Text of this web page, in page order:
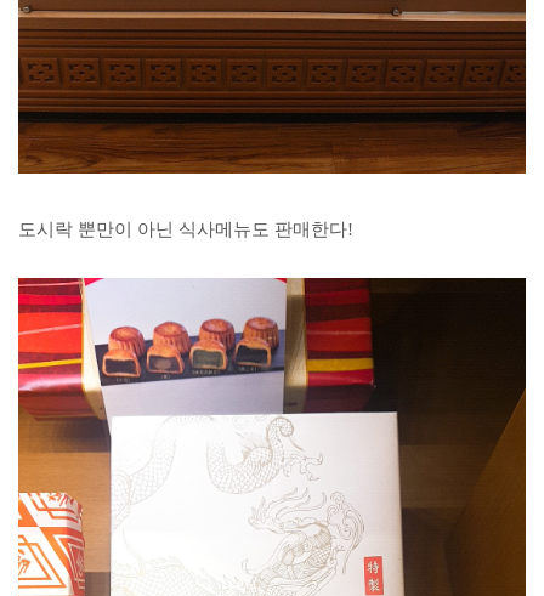
도시락 뿐만이 아닌 식사메뉴도 판매한다!